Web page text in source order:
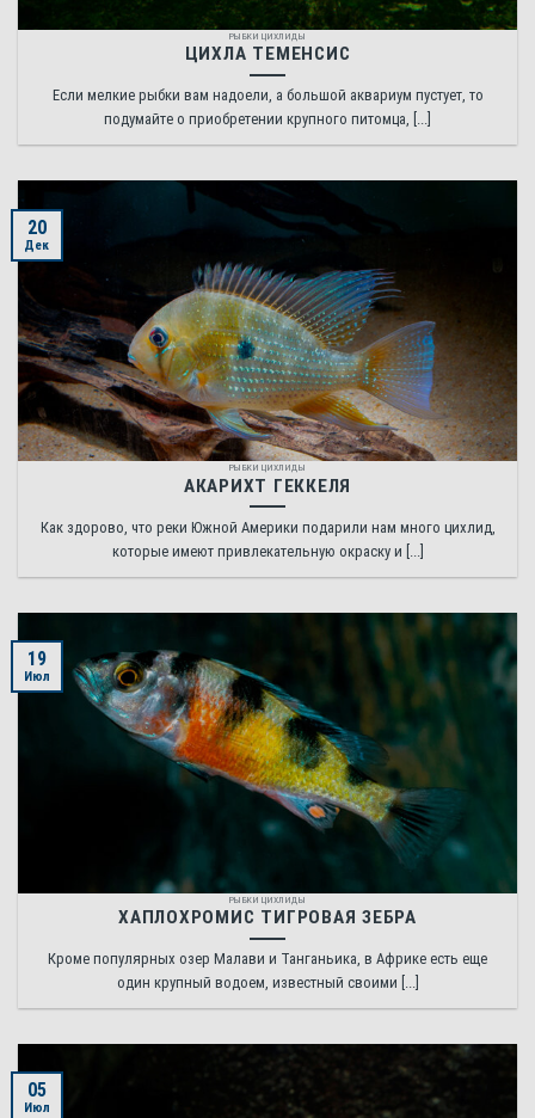
РЫБКИ ЦИХЛИДЫ
ЦИХЛА ТЕМЕНСИС
Если мелкие рыбки вам надоели, а большой аквариум пустует, то
подумайте о приобретении крупного питомца, [...]
РЫБКИ ЦИХЛИДЫ
АКАРИХТ ГЕККЕЛЯ
Как здорово, что реки Южной Америки подарили нам много цихлид,
которые имеют привлекательную окраску и [...]
20
Дек
РЫБКИ ЦИХЛИДЫ
ХАПЛОХРОМИС ТИГРОВАЯ ЗЕБРА
Кроме популярных озер Малави и Танганьика, в Африке есть еще
один крупный водоем, известный своими [...]
19
Июл
05
Июл